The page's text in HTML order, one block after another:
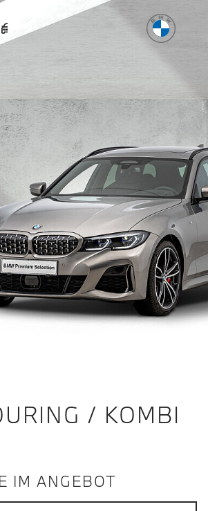
Fahrzeugvergleich
Freude
/ KOMBI
IM ANGEBOT